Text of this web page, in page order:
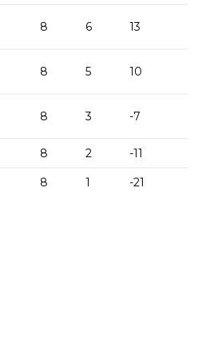
8 6 13
8 5 10
8 3 -7
8 2 -11
8 1 -21